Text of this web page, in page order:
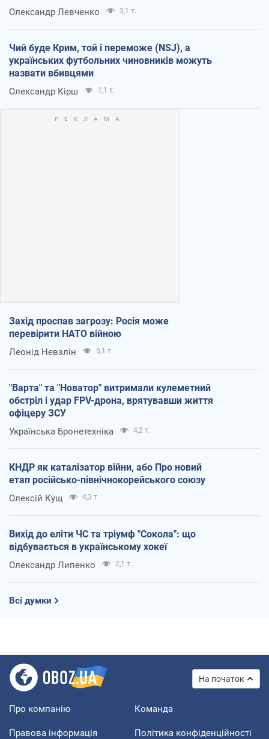
Олександр Левченко 3,1 т.
Чий буде Крим, той і переможе (NSJ), а
українських футбольних чиновників можуть
назвати вбивцями
Олександр Кірш 1,1 т.
Захід проспав загрозу: Росія може
перевірити НАТО війною
Леонід Невзлін 5,1 т.
"Варта" та "Новатор" витримали кулеметний
обстріл і удар FPV-дрона, врятувавши життя
офіцеру ЗСУ
Українська Бронетехніка 4,2 т.
КНДР як каталізатор війни, або Про новий
етап російсько-північнокорейського союзу
Олексій Кущ 4,3 т.
Вихід до еліти ЧС та тріумф "Сокола": що
відбувається в українському хокеї
Олександр Липенко 2,1 т.
Всі думки
На початок
Про компанію Команда
Правова інформація Політика конфіденційності